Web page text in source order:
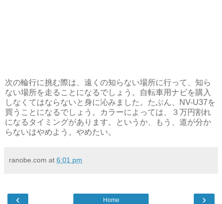
次の輪行に挑む際は、遠くの知らない場所に行って、知ら
ない場所を走ることになるでしょう。自転車用ナビを購入
しなくてはならないと身に沁みました。たぶん、NV-U37を
買うことになるでしょう。カラーによっては、３万円割れ
になるタイミングがあります。というか、もう、道が分か
らないはやめよう。やめたい。
ranobe.com at 6:01 pm
‹ ›
Home